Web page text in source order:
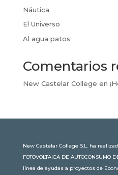
Náutica
El Universo
Al agua patos
Comentarios
New Castelar College en
New Castelar College S.L. ha
FOTOVOLTAICA DE
línea de ayudas a proyectos de